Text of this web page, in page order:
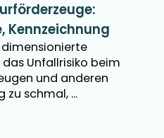
Kennzeichnung
Unfallrisiko beim
und anderen
zu schmal, ...